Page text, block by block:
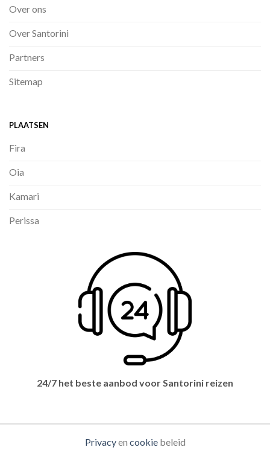
Over ons
Over Santorini
Partners
Sitemap
PLAATSEN
Fira
Oia
Kamari
Perissa
24/7 het beste aanbod voor Santorini reizen
Privacyen cookiebeleid